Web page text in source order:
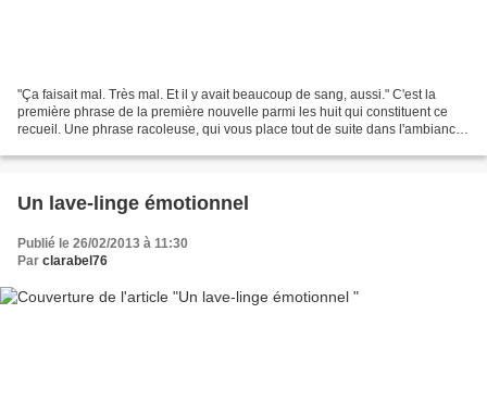
"Ça faisait mal. Très mal. Et il y avait beaucoup de sang, aussi." C'est la
première phrase de la première nouvelle parmi les huit qui constituent ce
recueil. Une phrase racoleuse, qui vous place tout de suite dans l'ambiance.
Un lave-linge émotionnel
Publié le 26/02/2013 à 11:30
Par clarabel76